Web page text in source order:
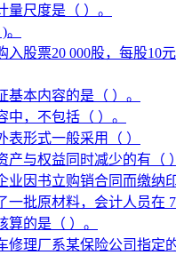
量尺度是（ ）。
入股票20 000股，每股
基本内容的是（ ）。
中，不包括（ ）。
表形式一般采用（ ）
产与权益同时减少的有（ ）
业因书立购销合同而缴纳
一批原材料，会计人员
算的是（ ）。
修理厂系某保险公司指